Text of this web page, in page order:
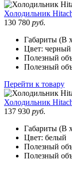
Холодильник
130 780 руб.
Габариты (В
Цвет: черный
Полезный
Полезный
Перейти к товару
Холодильник
137 930 руб.
Габариты (В
Цвет: белый
Полезный
Полезный